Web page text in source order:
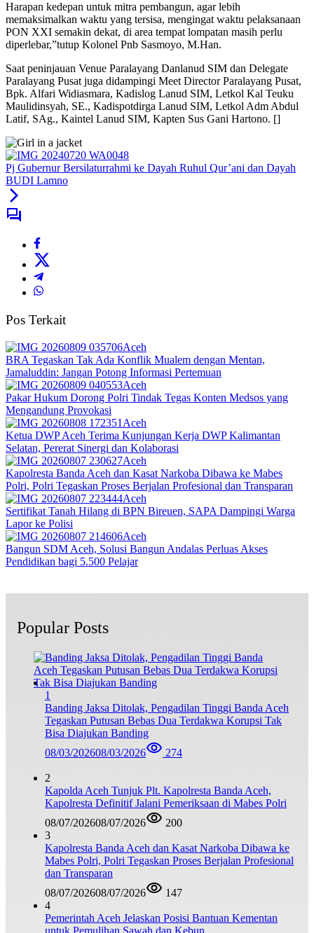
Harapan kedepan untuk mitra pembangun, agar lebih
memaksimalkan waktu yang tersisa, mengingat waktu pelaksanaan
PON XXI semakin dekat, di area tempat lompatan masih perlu
diperlebar,”tutup Kolonel Pnb Sasmoyo, M.Han.
Saat peninjauan Venue Paralayang Danlanud SIM dan Delegate
Paralayang Pusat juga didampingi Meet Director Paralayang Pusat,
Bpk. Alfari Widiasmara, Kadislog Lanud SIM, Letkol Kal Teuku
Maulidinsyah, SE., Kadispotdirga Lanud SIM, Letkol Adm Abdul
Latif, SAg., Kaintel Lanud SIM, Kapten Sus Gani Hartono. []
Pj Gubernur Bersilaturrahmi ke Dayah Ruhul Qur’ani dan Dayah
BUDI Lamno
Pos Terkait
Aceh
BRA Tegaskan Tak Ada Konflik Mualem dengan Mentan,
Jamaluddin: Jangan Potong Informasi Pertemuan
Aceh
Pakar Hukum Dorong Polri Tindak Tegas Konten Medsos yang
Mengandung Provokasi
Aceh
Ketua DWP Aceh Terima Kunjungan Kerja DWP Kalimantan
Selatan, Pererat Sinergi dan Kolaborasi
Aceh
Kapolresta Banda Aceh dan Kasat Narkoba Dibawa ke Mabes
Polri, Polri Tegaskan Proses Berjalan Profesional dan Transparan
Aceh
Sertifikat Tanah Hilang di BPN Bireuen, SAPA Dampingi Warga
Lapor ke Polisi
Aceh
Bangun SDM Aceh, Solusi Bangun Andalas Perluas Akses
Pendidikan bagi 5.500 Pelajar
Popular Posts
1
Banding Jaksa Ditolak, Pengadilan Tinggi Banda Aceh
Tegaskan Putusan Bebas Dua Terdakwa Korupsi Tak
Bisa Diajukan Banding
08/03/202608/03/2026 274
2
Kapolda Aceh Tunjuk Plt. Kapolresta Banda Aceh,
Kapolresta Definitif Jalani Pemeriksaan di Mabes Polri
08/07/202608/07/2026
200
3
Kapolresta Banda Aceh dan Kasat Narkoba Dibawa ke
Mabes Polri, Polri Tegaskan Proses Berjalan Profesional
dan Transparan
08/07/202608/07/2026
147
4
Pemerintah Aceh Jelaskan Posisi Bantuan Kementan
untuk Pemulihan Sawah dan Kebun